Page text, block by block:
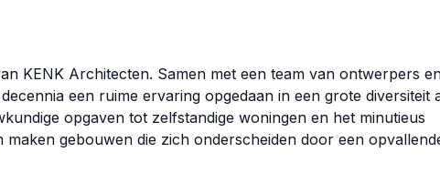
KENK Architecten. Samen met een team van ontwerpers
een ruime ervaring opgedaan in een grote diversiteit
opgaven tot zelfstandige woningen en het minutieus
gebouwen die zich onderscheiden door een